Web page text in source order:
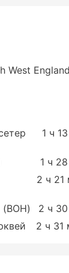
West
1 ч
1 ч
2 ч 21
2 ч
2 ч 31